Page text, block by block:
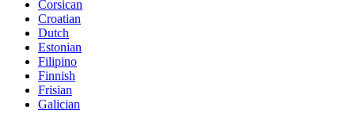
Corsican
Croatian
Dutch
Estonian
Filipino
Finnish
Frisian
Galician